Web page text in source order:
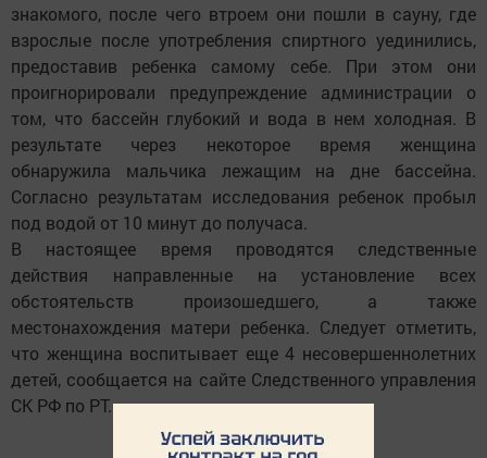
знакомого, после чего втроем они пошли в сауну, где
взрослые после употребления спиртного уединились,
предоставив ребенка самому себе. При этом они
проигнорировали предупреждение администрации о
том, что бассейн глубокий и вода в нем холодная. В
результате через некоторое время женщина
обнаружила мальчика лежащим на дне бассейна.
Согласно результатам исследования ребенок пробыл
под водой от 10 минут до получаса.
В настоящее время проводятся следственные
действия направленные на установление всех
обстоятельств произошедшего, а также
местонахождения матери ребенка. Следует отметить,
что женщина воспитывает еще 4 несовершеннолетних
детей, сообщается на сайте Следственного управления
СК РФ по РТ.